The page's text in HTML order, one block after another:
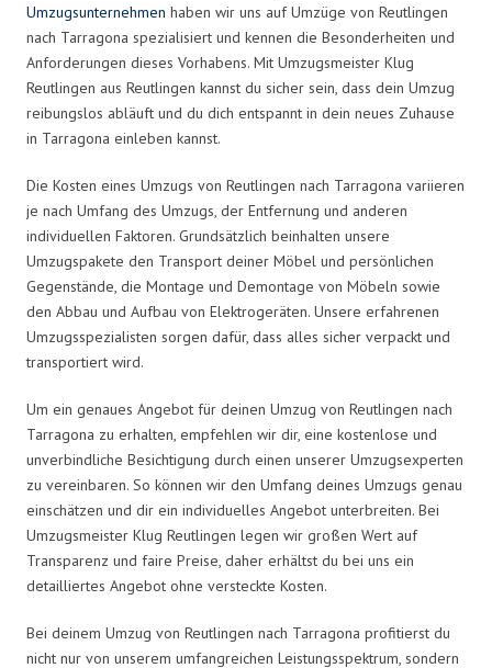
Umzugsunternehmen haben wir uns auf Umzüge von Reutlingen
nach Tarragona spezialisiert und kennen die Besonderheiten und
Anforderungen dieses Vorhabens. Mit Umzugsmeister Klug
Reutlingen aus Reutlingen kannst du sicher sein, dass dein Umzug
reibungslos abläuft und du dich entspannt in dein neues Zuhause
in Tarragona einleben kannst.
Die Kosten eines Umzugs von Reutlingen nach Tarragona variieren
je nach Umfang des Umzugs, der Entfernung und anderen
individuellen Faktoren. Grundsätzlich beinhalten unsere
Umzugspakete den Transport deiner Möbel und persönlichen
Gegenstände, die Montage und Demontage von Möbeln sowie
den Abbau und Aufbau von Elektrogeräten. Unsere erfahrenen
Umzugsspezialisten sorgen dafür, dass alles sicher verpackt und
transportiert wird.
Um ein genaues Angebot für deinen Umzug von Reutlingen nach
Tarragona zu erhalten, empfehlen wir dir, eine kostenlose und
unverbindliche Besichtigung durch einen unserer Umzugsexperten
zu vereinbaren. So können wir den Umfang deines Umzugs genau
einschätzen und dir ein individuelles Angebot unterbreiten. Bei
Umzugsmeister Klug Reutlingen legen wir großen Wert auf
Transparenz und faire Preise, daher erhältst du bei uns ein
detailliertes Angebot ohne versteckte Kosten.
Bei deinem Umzug von Reutlingen nach Tarragona profitierst du
nicht nur von unserem umfangreichen Leistungsspektrum, sondern